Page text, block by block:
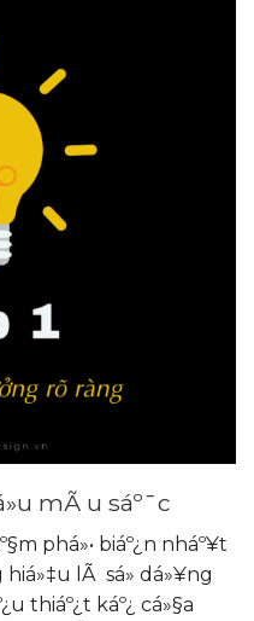
mÃ u sáº¯c
phá»• biáº¿n nháº¥t
lÃ sá»­ dá»¥ng
thiáº¿t káº¿ cá»§a